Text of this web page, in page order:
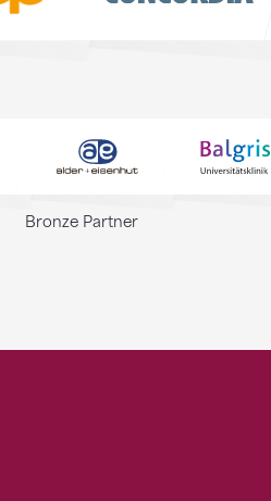
Bronze Partner